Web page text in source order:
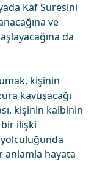
Kaf Suresini
ve
da
kişinin
kavuşacağı
kişinin kalbinin
ilişki
yolculuğunda
anlamla hayata